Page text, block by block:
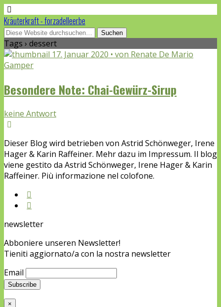
Kräuterkraft - forzadelleerbe
Tags › dessert
17. Januar 2020 • von Renate De Mario
Gamper
Besondere Note: Chai-Gewürz-Sirup
keine Antwort
Dieser Blog wird betrieben von Astrid Schönweger, Irene
Hager & Karin Raffeiner. Mehr dazu im Impressum. Il blog
viene gestito da Astrid Schönweger, Irene Hager & Karin
Raffeiner. Più informazione nel colofone.
newsletter
Abboniere unseren Newsletter!
Tieniti aggiornato/a con la nostra newsletter
Email
×